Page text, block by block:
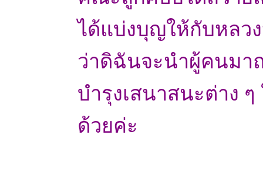
ได้แบ่งบุญให้กับหลว
ว่าดิฉันจะนำผู้คนมา
บำรุงเสนาสนะต่าง
ด้วยค่ะ